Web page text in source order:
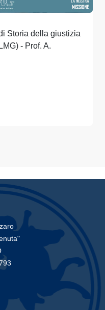
Storia della giustizia
- Prof. A.